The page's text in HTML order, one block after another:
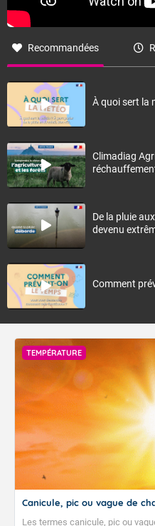
Recommandées
À quoi sert la
Climadiag
De la pluie
devenu
Comment
TEMPÉRATURE
Canicule, pic ou vague de
Les termes canicule, pic ou